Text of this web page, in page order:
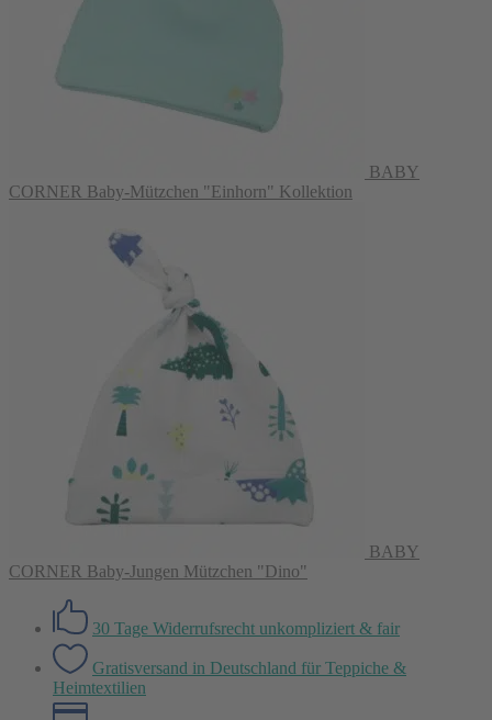
BABY
CORNER Baby-Mützchen "Einhorn" Kollektion
BABY
CORNER Baby-Jungen Mützchen "Dino"
30 Tage Widerrufsrecht unkompliziert & fair
Gratisversand in Deutschland für Teppiche &
Heimtextilien